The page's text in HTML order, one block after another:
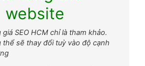
website
giá SEO HCM chỉ là tham khảo.
thể sẽ thay đổi tuỳ vào độ cạnh